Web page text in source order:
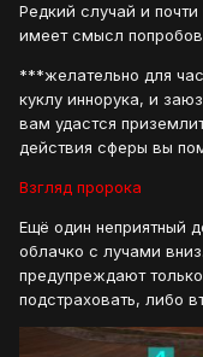
Редкий случай и
имеет смысл
***желательно для
куклу иннорука, и
вам удастся
действия сферы вы
Взгляд пророка
Ещё один неприятный
облачко с лучами
предупреждают
подстраховать, либо